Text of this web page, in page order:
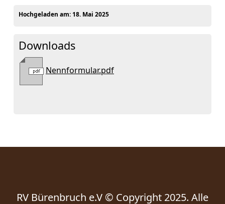
Hochgeladen am: 18. Mai 2025
Downloads
Nennformular.pdf
RV Bürenbruch e.V © Copyright 2025. Alle